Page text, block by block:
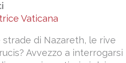
Vaticana
di Nazareth, le rive
Avvezzo a interrogarsi